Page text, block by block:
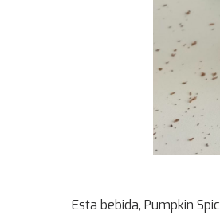
Esta bebida, Pumpkin